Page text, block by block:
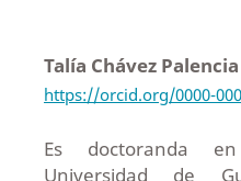
Talía Chávez Palencia
https://orcid.org/0000-
Es doctoranda
Universidad de